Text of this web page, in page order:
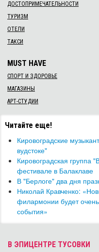
ДОСТОПРИМЕЧАТЕЛЬНОСТИ
ТУРИЗМ
ОТЕЛИ
ТАКСИ
MUST HAVE
СПОРТ И ЗДОРОВЬЕ
МАГАЗИНЫ
АРТ-СТУДИИ
Читайте еще!
Кировоградские
вудстоке"
Кировоградская группа
фестивале в Балаклаве
В "Берлоге" два дня
Николай Кравченко:
филармонии будет
события»
В ЭПИЦЕНТРЕ ТУСОВКИ